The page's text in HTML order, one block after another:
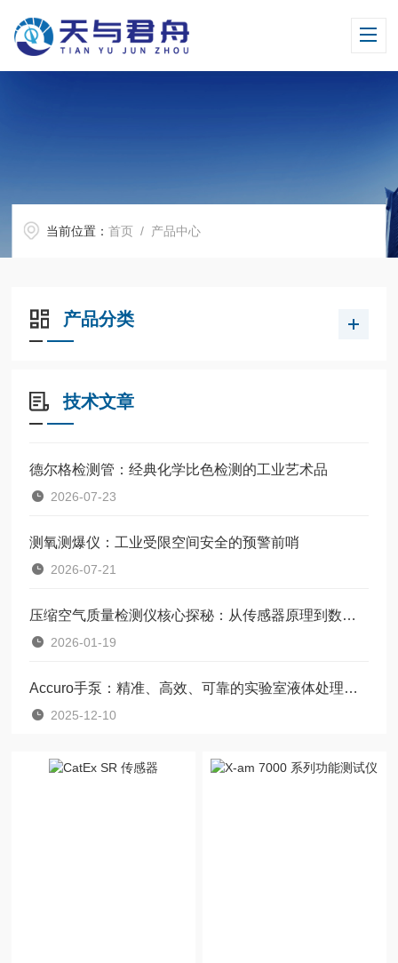
当前位置：首页 / 产品中心
产品分类
技术文章
德尔格检测管：经典化学比色检测的工业艺术品
2026-07-23
测氧测爆仪：工业受限空间安全的预警前哨
2026-07-21
压缩空气质量检测仪核心探秘：从传感器原理到数据处理流程
2026-01-19
Accuro手泵：精准、高效、可靠的实验室液体处理解决方案
2025-12-10